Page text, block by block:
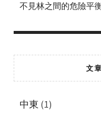
不見林之間的危險平
文
中東 (1)